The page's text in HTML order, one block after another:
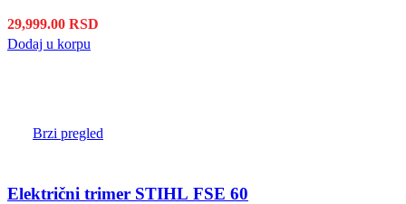
29,999.00 RSD
Dodaj u korpu
Brzi pregled
Električni trimer STIHL FSE 60